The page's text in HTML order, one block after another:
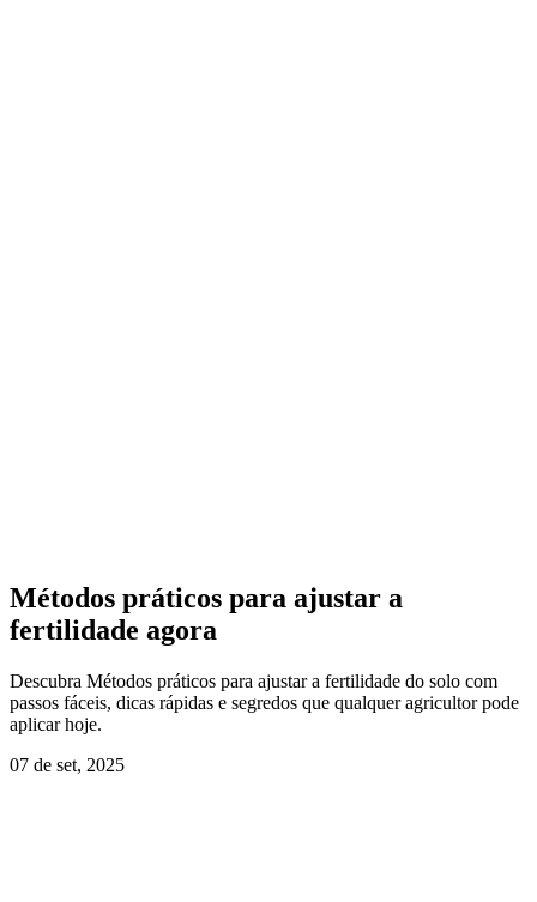
Métodos práticos para ajustar a
fertilidade agora
Descubra Métodos práticos para ajustar a fertilidade do solo com
passos fáceis, dicas rápidas e segredos que qualquer agricultor pode
aplicar hoje.
07 de set, 2025